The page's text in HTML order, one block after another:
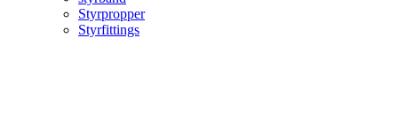
Styrpropper
Styrfittings